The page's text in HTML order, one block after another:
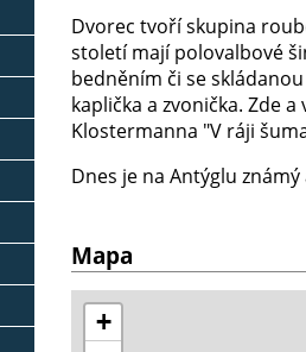
Dvorec tvoří skupina
století mají polovalbové
bedněním či se
kaplička a zvonička. Zde
Klostermanna "V ráji
Dnes je na Antýglu
Mapa